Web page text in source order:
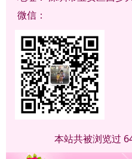
微信：
本站共被浏览过